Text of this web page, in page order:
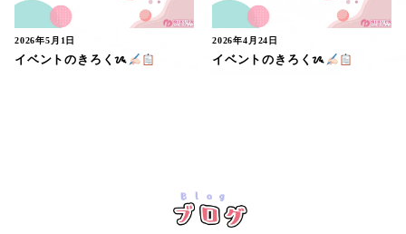
イベントのきろくᝰ
2026年5月1日
イベントのきろくᝰ
2026年4月24日
Blog